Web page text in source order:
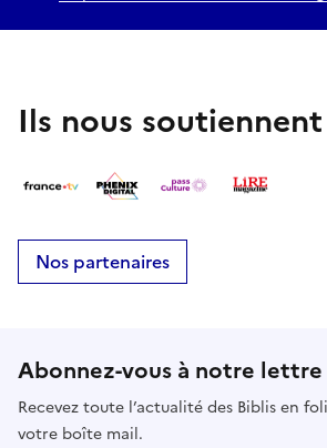
Ils nous soutiennent
Nos partenaires
Abonnez-vous à notre
Recevez toute l’actualité des Biblis en
votre boîte mail.